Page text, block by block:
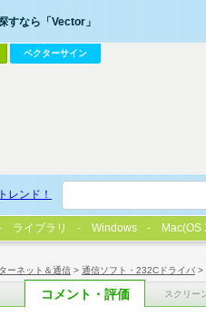
ーネット＆通信 > 通信ソフト・232Cドライバ >
コメント・評価 スクリー
すなら「Vector」
ベクターサイン
レンド！
ライブラリ Windows Mac(OS